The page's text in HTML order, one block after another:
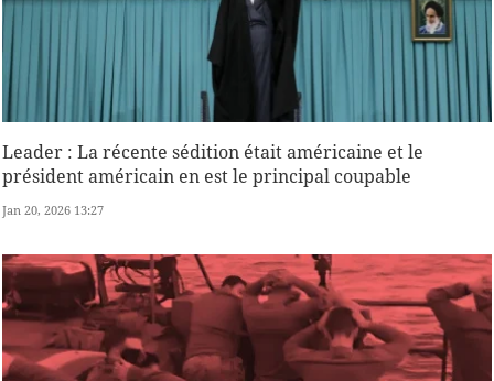
Leader : La récente sédition était américaine et le
président américain en est le principal coupable
Jan 20, 2026 13:27